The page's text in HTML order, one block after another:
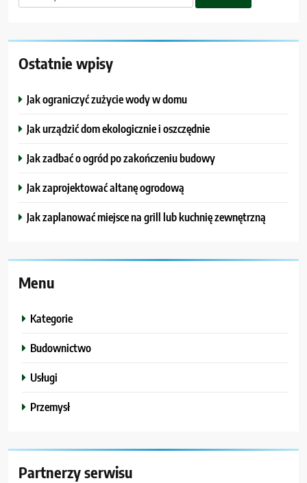
Ostatnie wpisy
Jak ograniczyć zużycie wody w domu
Jak urządzić dom ekologicznie i oszczędnie
Jak zadbać o ogród po zakończeniu budowy
Jak zaprojektować altanę ogrodową
Jak zaplanować miejsce na grill lub kuchnię zewnętrzną
Menu
Kategorie
Budownictwo
Usługi
Przemysł
Partnerzy serwisu